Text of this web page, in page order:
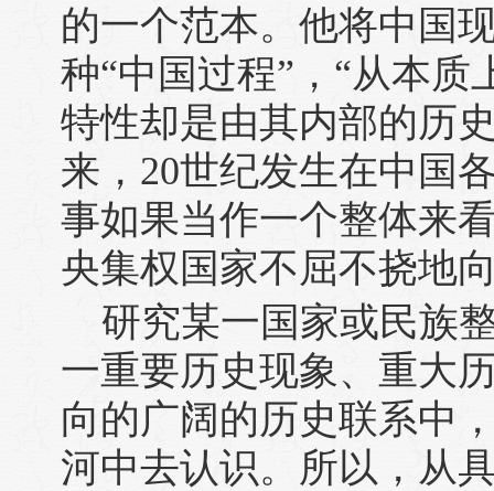
的一个范本。他将中国
种“中国过程”，“从本
特性却是由其内部的历
来，20世纪发生在中国
事如果当作一个整体来
央集权国家不屈不挠地
研究某一国家或民族
一重要历史现象、重大
向的广阔的历史联系中
河中去认识。所以，从